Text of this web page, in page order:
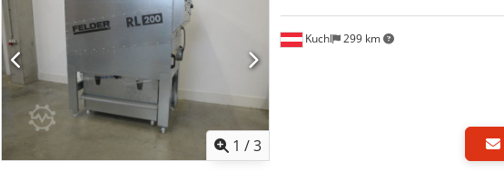
1 /3
Kuchl 299 km